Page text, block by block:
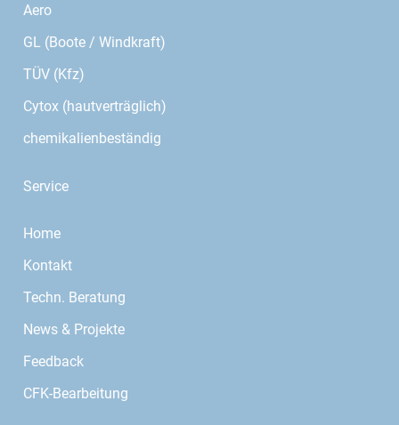
Aero
GL (Boote / Windkraft)
TÜV (Kfz)
Cytox (hautverträglich)
chemikalienbeständig
Service
Home
Kontakt
Techn. Beratung
News & Projekte
Feedback
CFK-Bearbeitung